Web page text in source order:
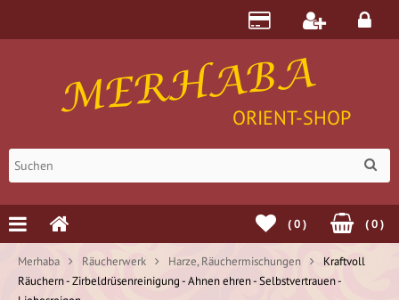
MERHABA
ORIENT-SHOP
(0)
(0)
Merhaba Räucherwerk Harze, Räuchermischungen
Kraftvoll
Räuchern - Zirbeldrüsenreinigung - Ahnen ehren - Selbstvertrauen -